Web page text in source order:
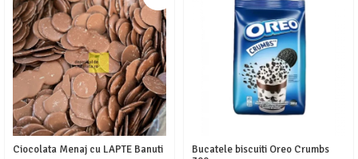
Ciocolata Menaj cu LAPTE Banuti
Bucatele biscuiti Oreo Crumbs